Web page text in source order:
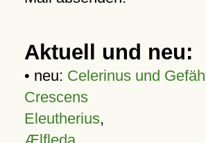
Aktuell und neu:
• neu: Celerinus und
Crescens
Eleutherius,